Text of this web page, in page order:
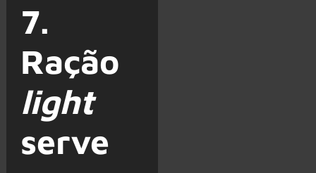
7.
Ração
light
serve